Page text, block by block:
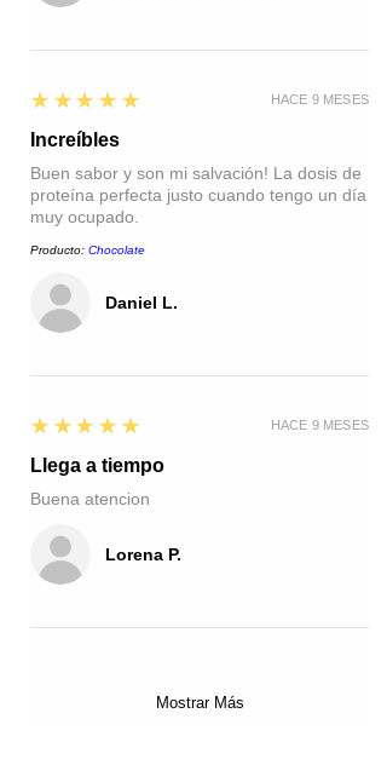
Daniel L.
5
★★★★★
Increíbles
Buen sabor y son mi salvación! La dosis de
proteína perfecta justo cuando tengo un día
muy ocupado.
Producto: Chocolate
HACE 9 MESES
Lorena P.
5
★★★★★
Llega a tiempo
Buena atencion
HACE 9 MESES
Mostrar Más